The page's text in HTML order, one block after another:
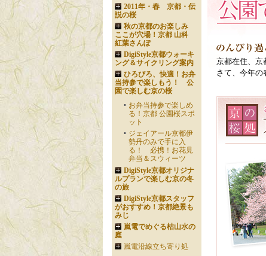
京都在住、京
さて、今年の
2011年・春 京都・伝
説の桜
秋の京都のお楽しみ
ここが穴場！京都 山科
紅葉さんぽ
DigiStyle京都ウォーキ
ング＆サイクリング案内
ひろびろ、快適！お弁
当持参で楽しもう！ 公
園で楽しむ京の桜
お弁当持参で楽しめ
る！京都 公園桜スポ
ット
ジェイアール京都伊
勢丹のみで手に入
る！ 必携！お花見
弁当＆スウィーツ
DigiStyle京都オリジナ
ルプランで楽しむ京の冬
の旅
DigiStyle京都スタッフ
がおすすめ！京都絶景も
みじ
嵐電でめぐる枯山水の
庭
嵐電沿線立ち寄り処